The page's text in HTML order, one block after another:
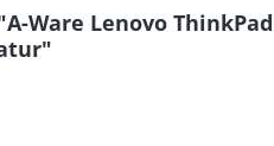
Lenovo ThinkPad